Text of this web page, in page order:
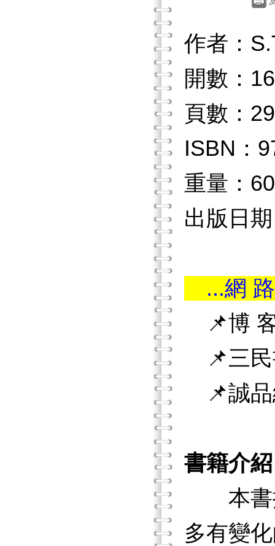
作者：
開數：16
頁數：
ISBN：
重量：
出版日
...網
📌博
📌三民
📌誠品
書籍介紹
本書提
多有變